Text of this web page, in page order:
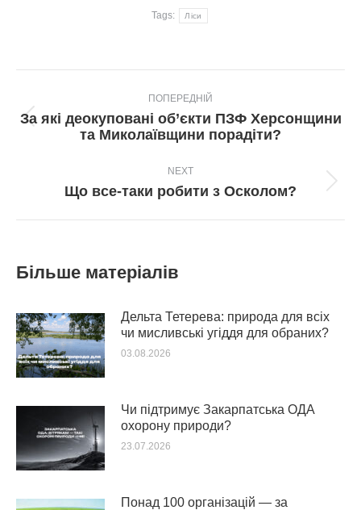
Tags: Ліси
navigation
ПОПЕРЕДНІЙ
Попередній
пост:
За які деокуповані об’єкти ПЗФ Херсонщини
та Миколаївщини порадіти?
NEXT
Next
Що все-таки робити з Осколом?
Більше матеріалів
Дельта Тетерева: природа для всіх
чи мисливські угіддя для обраних?
03.08.2026
Чи підтримує Закарпатська ОДА
охорону природи?
23.07.2026
Понад 100 організацій — за